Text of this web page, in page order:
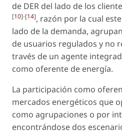
de DER del lado de los
[10]-[14], razón por la cual
lado de la demanda,
de usuarios regulados y no
través de un agente
como oferente de energía.
La participación como
mercados energéticos que
como agrupaciones o por
encontrándose dos